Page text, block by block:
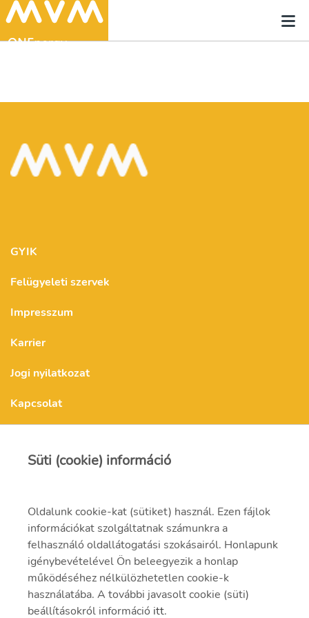
GYIK
Felügyeleti szervek
Impresszum
Karrier
Jogi nyilatkozat
Kapcsolat
Kapcsolat
mvmonenergy@mvm.hu
1031 Budapest, Szentendrei út 207-209.
+ 36 20 597 0000
Süti (cookie) információ
Oldalunk cookie-kat (sütiket) használ. Ezen fájlok
információkat szolgáltatnak számunkra a
felhasználó oldallátogatási szokásairól. Honlapunk
igénybevételével Ön beleegyezik a honlap
működéséhez nélkülözhetetlen cookie-k
használatába. A további javasolt cookie (süti)
beállításokról információ itt.